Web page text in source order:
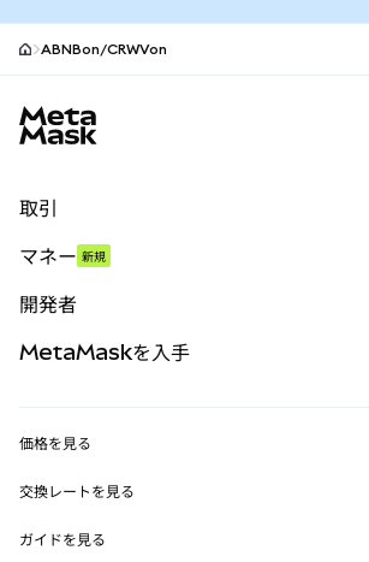
ABNBon/CRWVon
取引
パーペチュアル
RWA
マネー 新規
開発者
MetaMask Connect
Snaps
MetaMaskを入手
セキュリティ
価格を見る
イーサリアムの価格
Solanaの価格
交換レートを見る
ETH→USD
ガイドを見る